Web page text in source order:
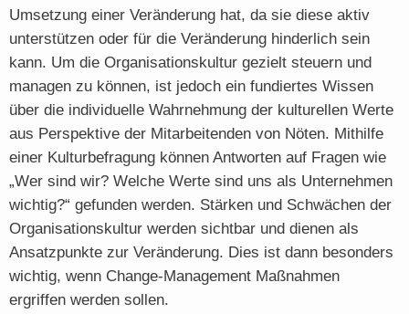
Umsetzung einer Veränderung hat, da sie diese aktiv
unterstützen oder für die Veränderung hinderlich sein
kann. Um die Organisationskultur gezielt steuern und
managen zu können, ist jedoch ein fundiertes Wissen
über die individuelle Wahrnehmung der kulturellen Werte
aus Perspektive der Mitarbeitenden von Nöten. Mithilfe
einer Kulturbefragung können Antworten auf Fragen wie
„Wer sind wir? Welche Werte sind uns als Unternehmen
wichtig?“ gefunden werden. Stärken und Schwächen der
Organisationskultur werden sichtbar und dienen als
Ansatzpunkte zur Veränderung. Dies ist dann besonders
wichtig, wenn Change-Management Maßnahmen
ergriffen werden sollen.